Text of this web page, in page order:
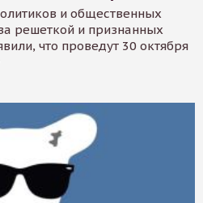
и общественных
решеткой и признанных
что проведут 30 октября